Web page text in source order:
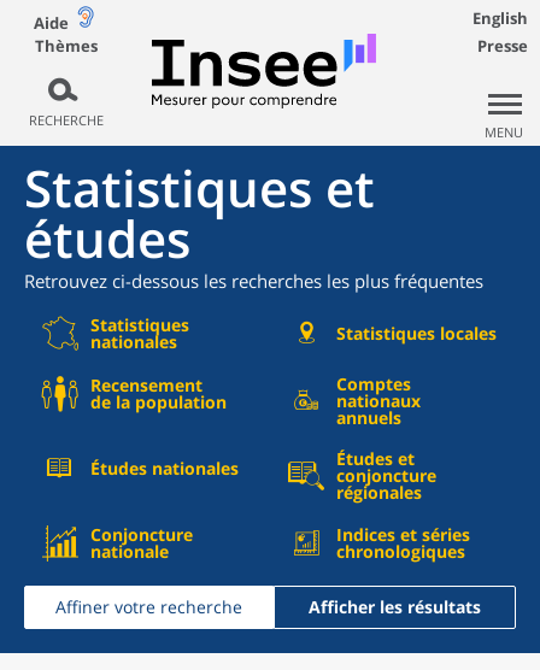
Aide
Thèmes
RECHERCHE
English
Presse
MENU
Statistiques et
études
Retrouvez ci-dessous les recherches les plus fréquentes
Statistiques
nationales Statistiques locales
Recensement
de la population
Comptes
nationaux
annuels
Études nationales Études et
conjoncture
régionales
Conjoncture
nationale
Indices et séries
chronologiques
Affiner votre recherche Afficher les résultats